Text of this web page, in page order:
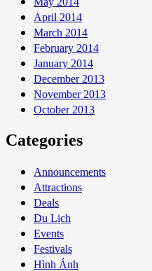
April 2014
March 2014
February 2014
January 2014
December 2013
November 2013
October 2013
Categories
Announcements
Attractions
Deals
Du Lịch
Events
Festivals
Hình Ảnh